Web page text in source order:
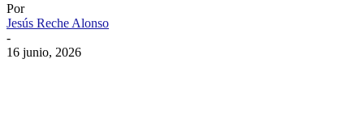
Por
Jesús Reche Alonso
-
16 junio, 2026